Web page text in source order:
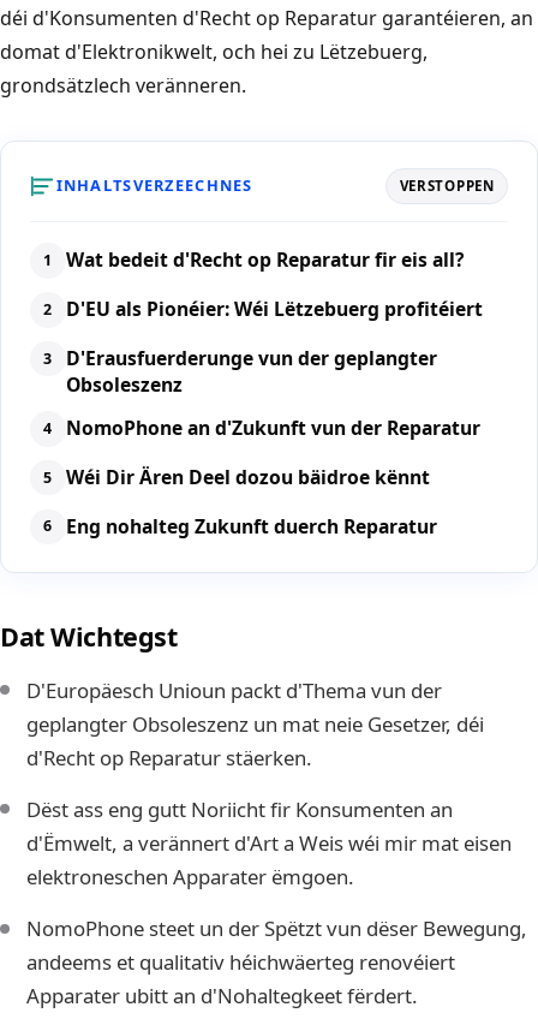
déi d'Konsumenten d'Recht op Reparatur garantéieren, an
domat d'Elektronikwelt, och hei zu Lëtzebuerg,
grondsätzlech veränneren.
INHALTSVERZEECHNES VERSTOPPEN
Wat bedeit d'Recht op Reparatur fir eis all?
D'EU als Pionéier: Wéi Lëtzebuerg profitéiert
D'Erausfuerderunge vun der geplangter
Obsoleszenz
NomoPhone an d'Zukunft vun der Reparatur
Wéi Dir Ären Deel dozou bäidroe kënnt
Eng nohalteg Zukunft duerch Reparatur
Dat Wichtegst
D'Europäesch Unioun packt d'Thema vun der
geplangter Obsoleszenz un mat neie Gesetzer, déi
d'Recht op Reparatur stäerken.
Dëst ass eng gutt Noriicht fir Konsumenten an
d'Ëmwelt, a verännert d'Art a Weis wéi mir mat eisen
elektroneschen Apparater ëmgoen.
NomoPhone steet un der Spëtzt vun dëser Bewegung,
andeems et qualitativ héichwäerteg renovéiert
Apparater ubitt an d'Nohaltegkeet fërdert.